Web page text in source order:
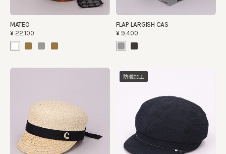
MATEO
¥22,100
FLAP LARGISH CAS
¥9,400
防曬加工